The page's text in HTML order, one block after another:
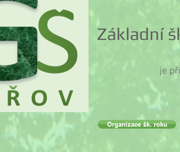
Základní
je
Organizace šk. roku